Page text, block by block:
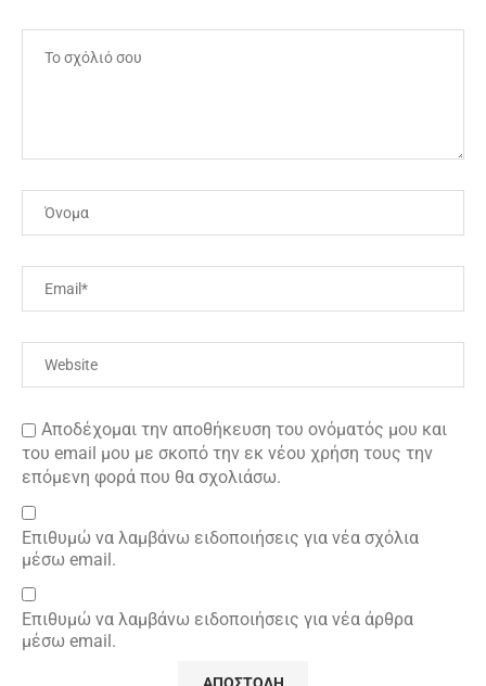
Αποδέχομαι την αποθήκευση του ονόματός μου και
του email μου με σκοπό την εκ νέου χρήση τους την
επόμενη φορά που θα σχολιάσω.
Επιθυμώ να λαμβάνω ειδοποιήσεις για νέα σχόλια
μέσω email.
Επιθυμώ να λαμβάνω ειδοποιήσεις για νέα άρθρα
μέσω email.